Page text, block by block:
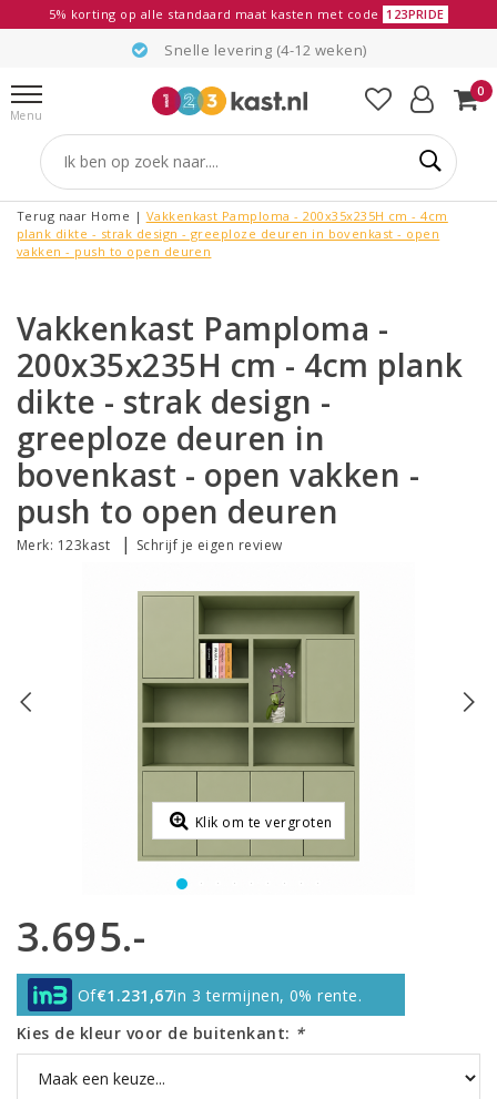
5% korting op alle standaard maat kasten met code 123PRIDE
Snelle levering (4-12 weken)
Menu
0
Terug naar Home | Vakkenkast Pamploma - 200x35x235H cm - 4cm
plank dikte - strak design - greeploze deuren in bovenkast - open
vakken - push to open deuren
Vakkenkast Pamploma -
200x35x235H cm - 4cm plank
dikte - strak design -
greeploze deuren in
bovenkast - open vakken -
push to open deuren
Merk: 123kast | Schrijf je eigen review
Klik om te vergroten
3.695.-
Of€1.231,67in 3 termijnen, 0% rente.
Kies de kleur voor de buitenkant: *